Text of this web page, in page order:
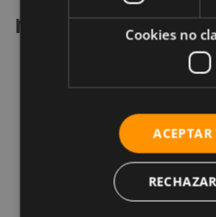
resistencia
Ponte de pie sobre
los hombros.
Flexiona un poco
las caderas y sostén
Cookies no